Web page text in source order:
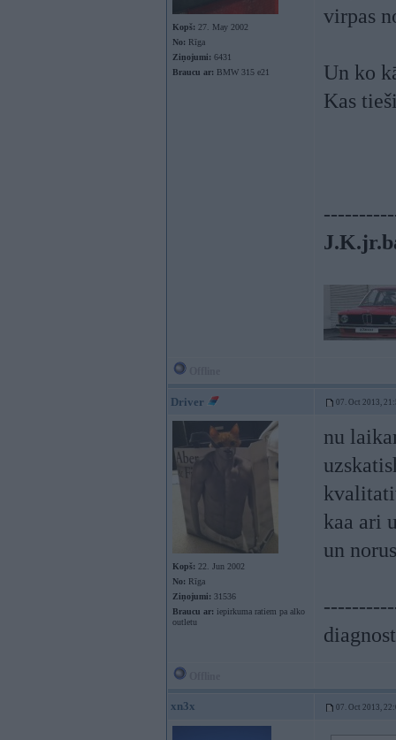
Kopš: 27. May 2002
No: Rīga
Ziņojumi: 6431
Braucu ar: BMW 315 e21
virpas
Un ko
Kas
Driver 07. Oct 2013,
Kopš: 22. Jun 2002
No: Rīga
Ziņojumi: 31536
Braucu ar: iepirkuma ratiem pa alko
outletu
nu
kaa ari
un
xn3x 07. Oct 2013,